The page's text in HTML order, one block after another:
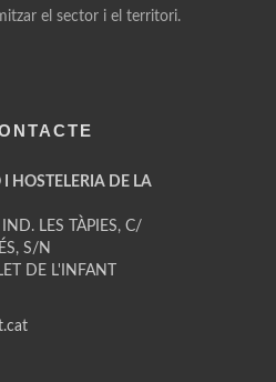
el sector i el territori.
HOSTELERIA DE LA
IND. LES TÀPIES, C/
S/N
DE L'INFANT